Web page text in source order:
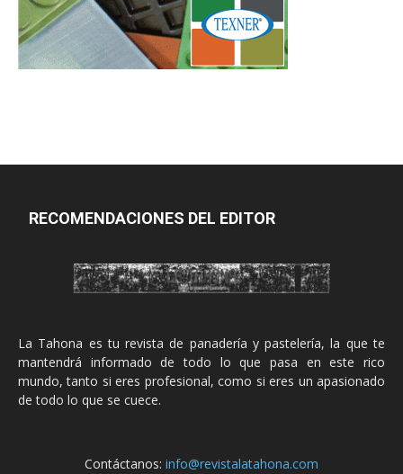
RECOMENDACIONES DEL EDITOR
La Tahona es tu revista de panadería y pastelería, la que te
mantendrá informado de todo lo que pasa en este rico
mundo, tanto si eres profesional, como si eres un apasionado
de todo lo que se cuece.
Contáctanos: info@revistalatahona.com